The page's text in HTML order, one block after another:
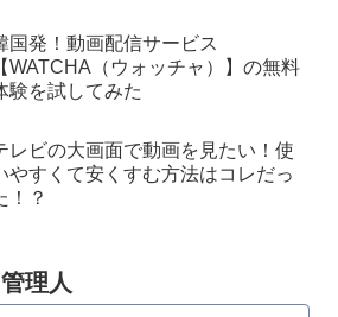
国発！動画配信サービス
【WATCHA（ウォッチャ）】の無料
験を試してみた
レビの大画面で動画を見たい！使
やすくて安くすむ方法はコレだっ
！？
理人